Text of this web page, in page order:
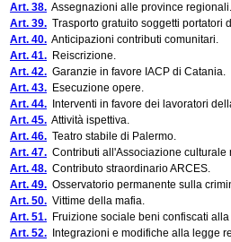
Art. 38. Assegnazioni alle province regionali.
Art. 39. Trasporto gratuito soggetti portatori
Art. 40. Anticipazioni contributi comunitari.
Art. 41. Reiscrizione.
Art. 42. Garanzie in favore IACP di Catania.
Art. 43. Esecuzione opere.
Art. 44. Interventi in favore dei lavoratori
Art. 45. Attività ispettiva.
Art. 46. Teatro stabile di Palermo.
Art. 47. Contributi all'Associazione
Art. 48. Contributo straordinario ARCES.
Art. 49. Osservatorio permanente sulla
Art. 50. Vittime della mafia.
Art. 51. Fruizione sociale beni confiscati alla
Art. 52. Integrazioni e modifiche alla legge